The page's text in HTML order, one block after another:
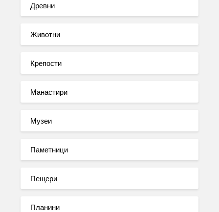
Древни
Животни
Крепости
Манастири
Музеи
Паметници
Пещери
Планини